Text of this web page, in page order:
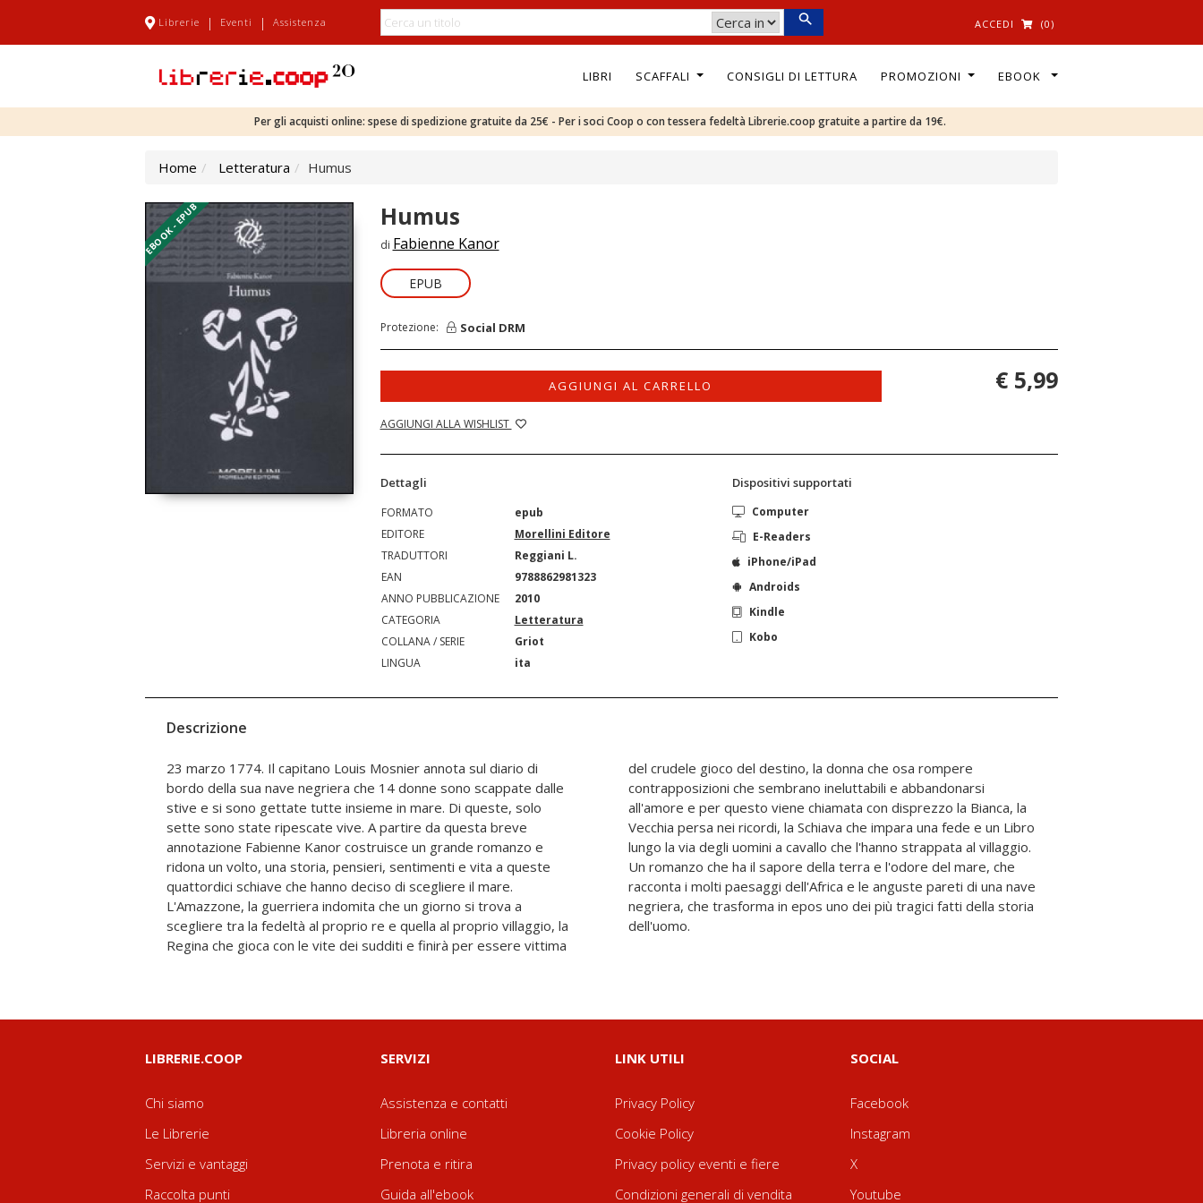
Librerie | Eventi | Assistenza ACCEDI (0)
LIBRI SCAFFALI CONSIGLI DI LETTURA PROMOZIONI EBOOK
Per gli acquisti online: spese di spedizione gratuite da 25€ - Per i soci Coop o con tessera fedeltà Librerie.coop gratuite a partire da 19€.
Home Letteratura Humus
EBOOK - EPUB Humus
di Fabienne Kanor
EPUB
Protezione: Social DRM
AGGIUNGI AL CARRELLO
AGGIUNGI ALLA WISHLIST
€ 5,99
Dettagli
FORMATO
epub
EDITORE
Morellini Editore
TRADUTTORI
Reggiani L.
EAN
9788862981323
ANNO PUBBLICAZIONE
2010
CATEGORIA
Letteratura
COLLANA / SERIE
Griot
LINGUA
ita
Dispositivi supportati
Computer
E-Readers
iPhone/iPad
Androids
Kindle
Kobo
Descrizione
23 marzo 1774. Il capitano Louis Mosnier annota sul diario di
bordo della sua nave negriera che 14 donne sono scappate dalle
stive e si sono gettate tutte insieme in mare. Di queste, solo
sette sono state ripescate vive. A partire da questa breve
annotazione Fabienne Kanor costruisce un grande romanzo e
ridona un volto, una storia, pensieri, sentimenti e vita a queste
quattordici schiave che hanno deciso di scegliere il mare.
L'Amazzone, la guerriera indomita che un giorno si trova a
scegliere tra la fedeltà al proprio re e quella al proprio villaggio, la
Regina che gioca con le vite dei sudditi e finirà per essere vittima
del crudele gioco del destino, la donna che osa rompere
contrapposizioni che sembrano ineluttabili e abbandonarsi
all'amore e per questo viene chiamata con disprezzo la Bianca, la
Vecchia persa nei ricordi, la Schiava che impara una fede e un Libro
lungo la via degli uomini a cavallo che l'hanno strappata al villaggio.
Un romanzo che ha il sapore della terra e l'odore del mare, che
racconta i molti paesaggi dell'Africa e le anguste pareti di una nave
negriera, che trasforma in epos uno dei più tragici fatti della storia
dell'uomo.
LIBRERIE.COOP
Chi siamo
Le Librerie
Servizi e vantaggi
Raccolta punti
SERVIZI
Assistenza e contatti
Libreria online
Prenota e ritira
Guida all'ebook
LINK UTILI
Privacy Policy
Cookie Policy
Privacy policy eventi e fiere
Condizioni generali di vendita
SOCIAL
Facebook
Instagram
X
Youtube